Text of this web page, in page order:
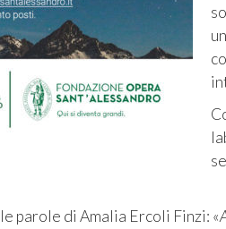
parole di Amalia Ercoli Finzi: «